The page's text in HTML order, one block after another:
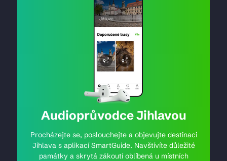
Audioprůvodce Jihlavou
Procházejte se, poslouchejte a objevujte destinaci
Jihlava s aplikací SmartGuide. Navštívíte důležité
památky a skrytá zákoutí oblíbená u místních